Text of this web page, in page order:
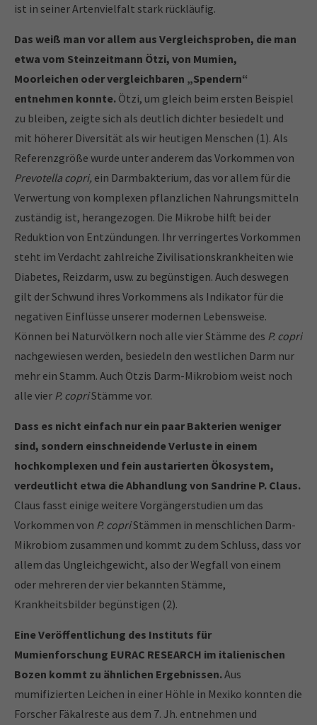
ist in seiner Artenvielfalt stark rückläufig.
Das weiß man vor allem aus Vergleichsproben, die man
etwa vom Steinzeitmann Ötzi, von Mumien,
Moorleichen oder vergleichbaren „Spendern“
entnehmen konnte. Ötzi, um gleich beim ersten Beispiel
zu bleiben, zeigte sich als deutlich dichter besiedelt und
mit höherer Diversität als wir heutigen Menschen (1). Als
Referenzgröße wurde unter anderem das Vorkommen von
Prevotella copri, ein Darmbakterium, das vor allem für die
Verwertung von komplexen pflanzlichen Nahrungsmitteln
zuständig ist, herangezogen. Die Mikrobe hilft bei der
Reduktion von Entzündungen. Ihr verringertes Vorkommen
steht im Verdacht zahlreiche Zivilisationskrankheiten wie
Diabetes, Reizdarm, usw. zu begünstigen. Auch deswegen
gilt der Schwund ihres Vorkommens als Indikator für die
negativen Einflüsse unserer modernen Lebensweise.
Können bei Naturvölkern noch alle vier Stämme des P. copri
nachgewiesen werden, besiedeln den westlichen Darm nur
mehr ein Stamm. Auch Ötzis Darm-Mikrobiom weist noch
alle vier P. copriStämme vor.
Dass es nicht einfach nur ein paar Bakterien weniger
sind, sondern einschneidende Verluste in einem
hochkomplexen und fein austarierten Ökosystem,
verdeutlicht etwa die Abhandlung von Sandrine P. Claus.
Claus fasst einige weitere Vorgängerstudien um das
Vorkommen von P. copriStämmen in menschlichen Darm-
Mikrobiom zusammen und kommt zu dem Schluss, dass vor
allem das Ungleichgewicht, also der Wegfall von einem
oder mehreren der vier bekannten Stämme,
Krankheitsbilder begünstigen (2).
Eine Veröffentlichung des Instituts für
Mumienforschung EURAC RESEARCH im italienischen
Bozen kommt zu ähnlichen Ergebnissen.Aus
mumifizierten Leichen in einer Höhle in Mexiko konnten die
Forscher Fäkalreste aus dem 7. Jh. entnehmen und